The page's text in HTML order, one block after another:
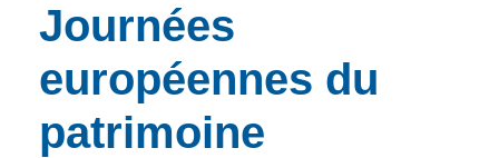
et d’animations
Journées
européennes du
patrimoine